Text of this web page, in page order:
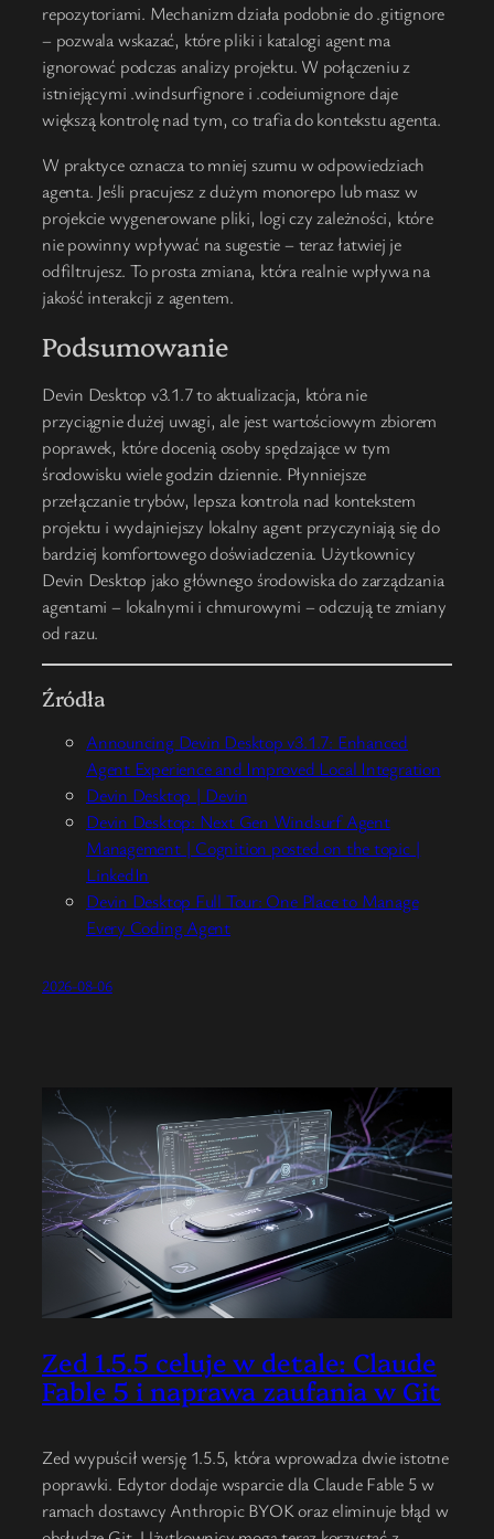
repozytoriami. Mechanizm działa podobnie do .gitignore
– pozwala wskazać, które pliki i katalogi agent ma
ignorować podczas analizy projektu. W połączeniu z
istniejącymi .windsurfignore i .codeiumignore daje
większą kontrolę nad tym, co trafia do kontekstu agenta.
W praktyce oznacza to mniej szumu w odpowiedziach
agenta. Jeśli pracujesz z dużym monorepo lub masz w
projekcie wygenerowane pliki, logi czy zależności, które
nie powinny wpływać na sugestie – teraz łatwiej je
odfiltrujesz. To prosta zmiana, która realnie wpływa na
jakość interakcji z agentem.
Podsumowanie
Devin Desktop v3.1.7 to aktualizacja, która nie
przyciągnie dużej uwagi, ale jest wartościowym zbiorem
poprawek, które docenią osoby spędzające w tym
środowisku wiele godzin dziennie. Płynniejsze
przełączanie trybów, lepsza kontrola nad kontekstem
projektu i wydajniejszy lokalny agent przyczyniają się do
bardziej komfortowego doświadczenia. Użytkownicy
Devin Desktop jako głównego środowiska do zarządzania
agentami – lokalnymi i chmurowymi – odczują te zmiany
od razu.
Źródła
Announcing Devin Desktop v3.1.7: Enhanced
Agent Experience and Improved Local Integration
Devin Desktop | Devin
Devin Desktop: Next Gen Windsurf Agent
Management | Cognition posted on the topic |
LinkedIn
Devin Desktop Full Tour: One Place to Manage
Every Coding Agent
2026-08-06
Zed 1.5.5 celuje w detale: Claude
Fable 5 i naprawa zaufania w Git
Zed wypuścił wersję 1.5.5, która wprowadza dwie istotne
poprawki. Edytor dodaje wsparcie dla Claude Fable 5 w
ramach dostawcy Anthropic BYOK oraz eliminuje błąd w